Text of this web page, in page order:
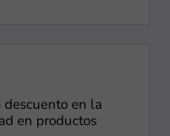
descuento en la
en productos